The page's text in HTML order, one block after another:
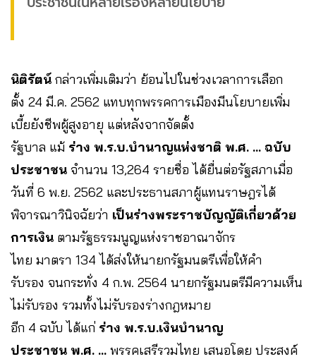
นิติรัตน์ กล่าวเพิ่มเติมว่า ย้อนไปในช่วงเวลาการเลือก
ตั้ง 24 มี.ค. 2562 แทบทุกพรรคการเมืองมีนโยบายเพิ่ม
เบี้ยยังชีพผู้สูงอายุ แต่หลังจากจัดตั้ง
รัฐบาล แม้ ร่าง พ.ร.บ.บำนาญแห่งชาติ พ.ศ. … ฉบับ
ประชาชน จำนวน 13,264 รายชื่อ ได้ยื่นต่อรัฐสภาเมื่อ
วันที่ 6 พ.ย. 2562 และประธานสภาผู้แทนราษฎรได้
พิจารณาวินิจฉัยว่า เป็นร่างพระราชบัญญัติเกี่ยวด้วย
การเงิน ตามรัฐธรรมนูญแห่งราชอาณาจักร
ไทย มาตรา 134 ได้ส่งให้นายกรัฐมนตรีเพื่อให้คำ
รับรอง จนกระทั่ง 4 ก.พ. 2564 นายกรัฐมนตรีมีความเห็น
ไม่รับรอง รวมทั้งไม่รับรองร่างกฎหมาย
อีก 4 ฉบับ ได้แก่ ร่าง พ.ร.บ.เงินบำนาญ
ประชาชน พ.ศ. … พรรคเสรีรวมไทย เสนอโดย ประสงค์